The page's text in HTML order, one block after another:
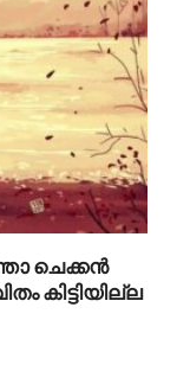
ചെക്കൻ
കിട്ടിയില്ല